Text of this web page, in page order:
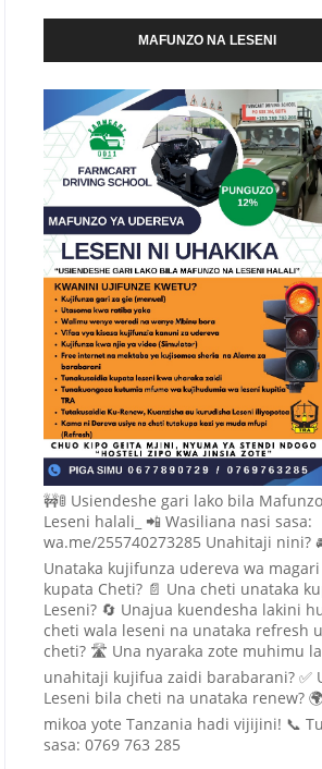
MAFUNZO NA LESENI
🚧🚦 Usiendeshe gari lako bila
Leseni halali_ 📲 Wasiliana nasi sasa:
wa.me/255740273285 Unahitaji nini?
Unataka kujifunza udereva wa
kupata Cheti? 📄 Una cheti unataka
Leseni? 🔄 Unajua kuendesha lakini
cheti wala leseni na unataka refresh
cheti? 🛣️ Una nyaraka zote muhimu
unahitaji kujifua zaidi barabarani? ✅
Leseni bila cheti na unataka renew?
mikoa yote Tanzania hadi vijijini! 📞
sasa: 0769 763 285